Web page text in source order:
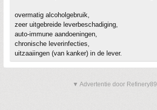
overmatig alcoholgebruik,
zeer uitgebreide leverbeschadiging,
auto-immune aandoeningen,
chronische leverinfecties,
uitzaaiingen (van kanker) in de lever.
▼ Advertentie door Refinery89